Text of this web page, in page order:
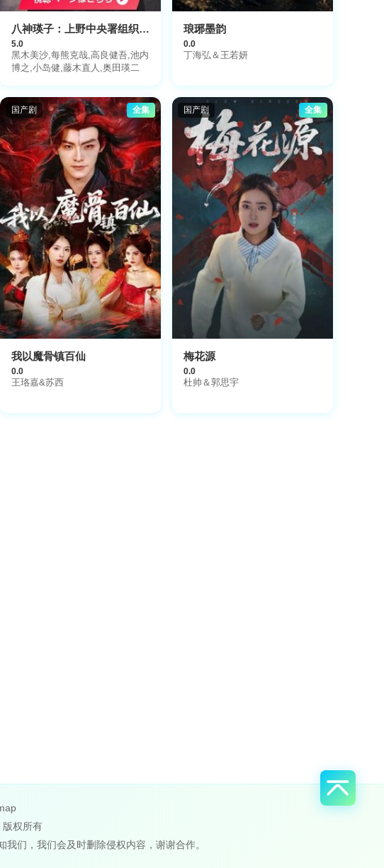
八神瑛子：上野中央署组织犯罪对策课八神瑛子
5.0
黑木美沙,每熊克哉,高良健吾,池内
博之,小岛健,藤木直人,奥田瑛二
琅琊墨韵
0.0
丁海弘＆王若妍
国产剧 全集
我以魔骨镇百仙
0.0
王珞嘉&苏西
国产剧 全集
梅花源
0.0
杜帅＆郭思宇
版权所有
们，我们会及时删除侵权内容，谢谢合作。